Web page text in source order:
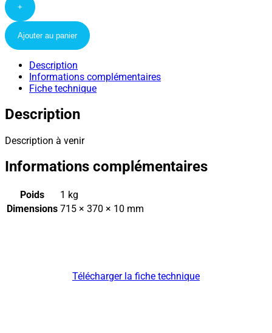
+
Ajouter au panier
Description
Informations complémentaires
Fiche technique
Description
Description à venir
Informations complémentaires
Poids
1 kg
Dimensions 715 × 370 × 10 mm
Télécharger la fiche technique